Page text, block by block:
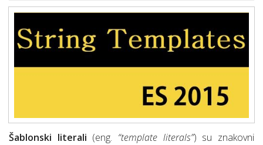
Šablonski literali (eng. “template literals”) su znakovni